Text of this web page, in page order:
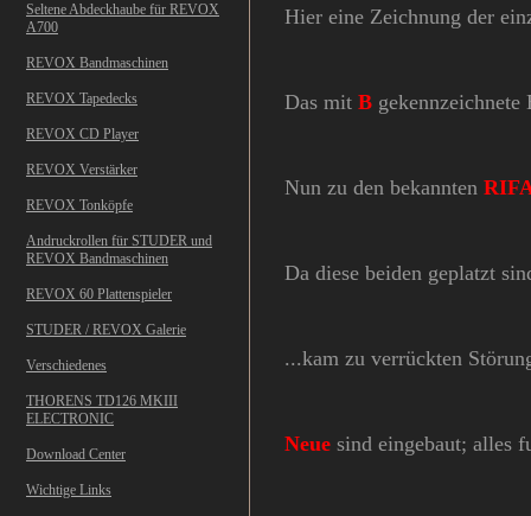
Seltene Abdeckhaube für REVOX
A700
REVOX Bandmaschinen
REVOX Tapedecks
REVOX CD Player
REVOX Verstärker
REVOX Tonköpfe
Andruckrollen für STUDER und
REVOX Bandmaschinen
REVOX 60 Plattenspieler
STUDER / REVOX Galerie
Verschiedenes
THORENS TD126 MKIII
ELECTRONIC
Download Center
Wichtige Links
Hier eine Zeichnung der
Das mit B
Nun zu den bekannten
Da diese beiden geplatzt
...kam zu verrückten
Neue sind eingebaut; alles